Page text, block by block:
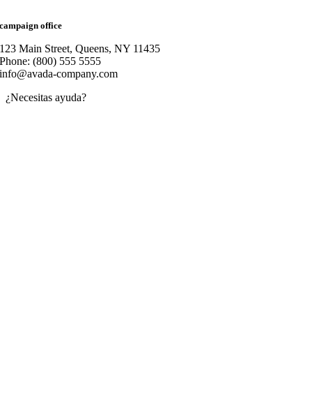
campaign office
123 Main Street, Queens, NY 11435
Phone: (800) 555 5555
info@avada-company.com
¿Necesitas ayuda?